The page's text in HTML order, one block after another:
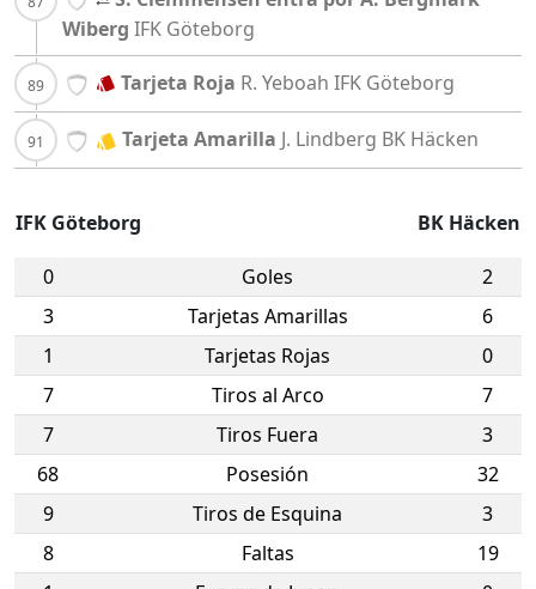
Wiberg IFK Göteborg
Tarjeta Roja R. Yeboah IFK Göteborg
Tarjeta Amarilla J. Lindberg BK Häcken
IFK Göteborg BK Häcken
0 Goles
2
3
Tarjetas Amarillas
6
1
Tarjetas Rojas
0
7
Tiros al Arco
7
7
Tiros Fuera
3
68
Posesión
32
9
Tiros de Esquina
3
8
Faltas
19